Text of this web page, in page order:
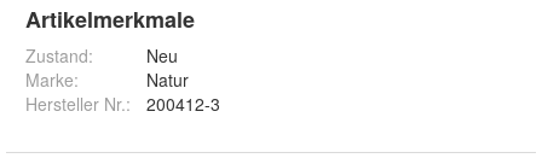
Artikelmerkmale
Zustand:
Neu
Marke:
Natur
Hersteller Nr.:
200412-3